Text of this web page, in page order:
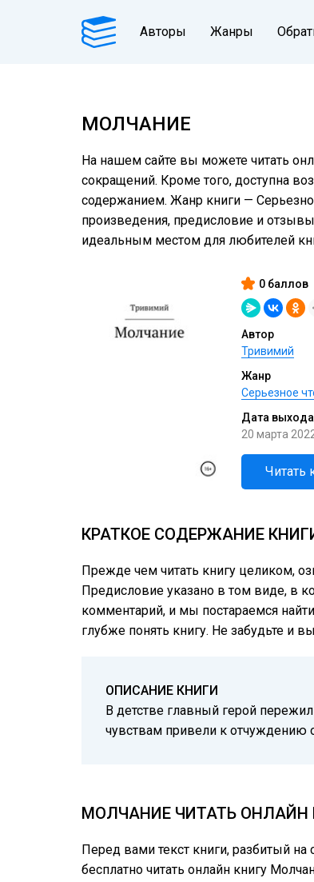
Авторы Жанры
МОЛЧАНИЕ
На нашем сайте вы можете читать
сокращений. Кроме того, доступна
содержанием. Жанр книги —
произведения, предисловие и
идеальным местом для любителей
0 баллов
Автор
Тривимий
Жанр
Серьезное
Дата выхода
20 марта
Читать
КРАТКОЕ СОДЕРЖАНИЕ
Прежде чем читать книгу целиком,
Предисловие указано в том виде, в
комментарий, и мы постараемся
глубже понять книгу. Не забудьте и
ОПИСАНИЕ КНИГИ
В детстве главный герой
чувствам привели к отчуждению
МОЛЧАНИЕ ЧИТАТЬ ОНЛАЙН
Перед вами текст книги, разбитый
бесплатно читать онлайн книгу